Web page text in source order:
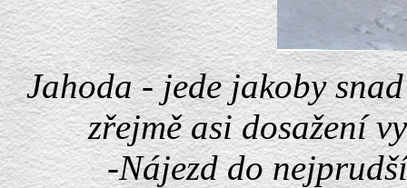
Jahoda - jede jakoby
zřejmě asi dosažení
-Nájezd do